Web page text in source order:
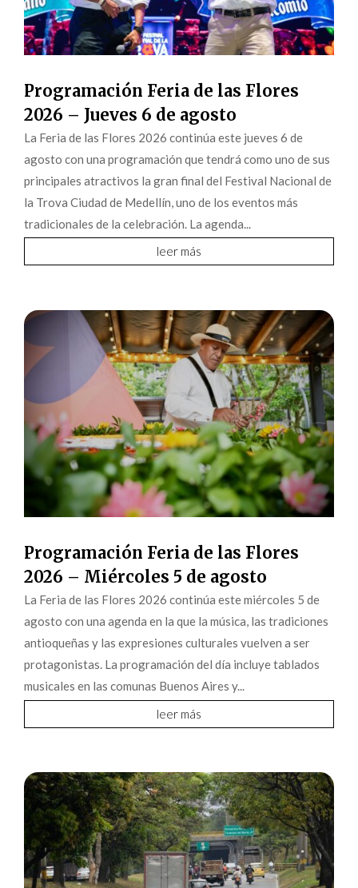
Programación Feria de las Flores
2026 – Jueves 6 de agosto
La Feria de las Flores 2026 continúa este jueves 6 de
agosto con una programación que tendrá como uno de sus
principales atractivos la gran final del Festival Nacional de
la Trova Ciudad de Medellín, uno de los eventos más
tradicionales de la celebración. La agenda...
leer más
Programación Feria de las Flores
2026 – Miércoles 5 de agosto
La Feria de las Flores 2026 continúa este miércoles 5 de
agosto con una agenda en la que la música, las tradiciones
antioqueñas y las expresiones culturales vuelven a ser
protagonistas. La programación del día incluye tablados
musicales en las comunas Buenos Aires y...
leer más